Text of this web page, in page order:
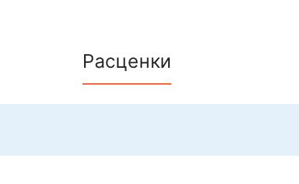
Расценки